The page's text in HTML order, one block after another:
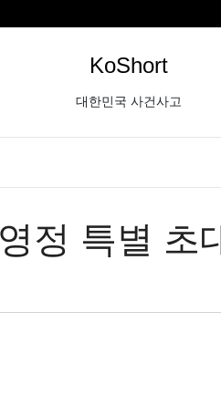
KoShort
대한민국 사건사고
정 특별 초